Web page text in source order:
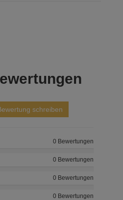
schreiben
0 Bewertungen
0 Bewertungen
0 Bewertungen
0 Bewertungen